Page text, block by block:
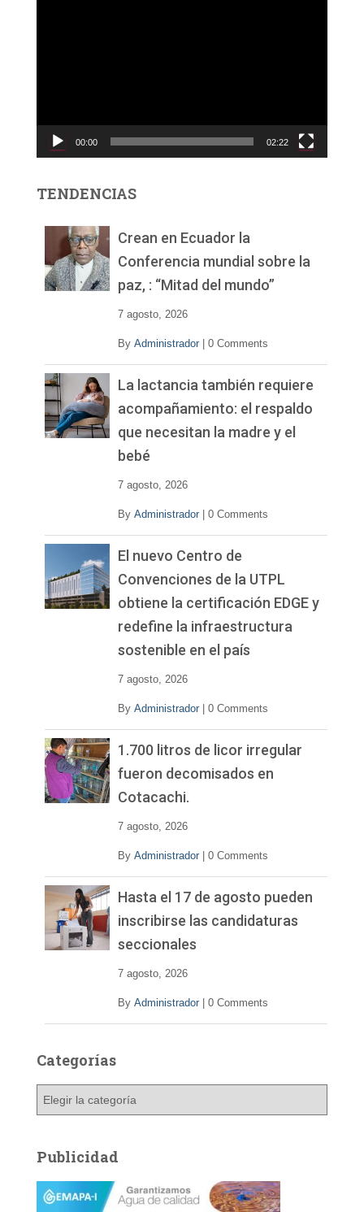
c
d
00:00 02:22
TENDENCIAS
Crean en Ecuador la
Conferencia mundial sobre la
paz, : “Mitad del mundo”
7 agosto, 2026
By Administrador 0 Comments
La lactancia también requiere
acompañamiento: el respaldo
que necesitan la madre y el
bebé
7 agosto, 2026
By Administrador 0 Comments
El nuevo Centro de
Convenciones de la UTPL
obtiene la certificación EDGE y
redefine la infraestructura
sostenible en el país
7 agosto, 2026
By Administrador 0 Comments
1.700 litros de licor irregular
fueron decomisados en
Cotacachi.
7 agosto, 2026
By Administrador 0 Comments
Hasta el 17 de agosto pueden
inscribirse las candidaturas
seccionales
7 agosto, 2026
By Administrador 0 Comments
Categorías
g
o
Publicidad